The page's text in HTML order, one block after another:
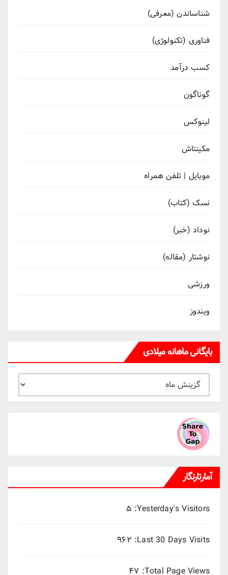
شناساندن (معرفی)
فناوری (تکنولوژی)
کسب درآمد
گوناگون
لینوکس
مکینتاش
موبایل | تلفن همراه
نسک (کتاب)
نوداد (خبر)
نوشتار (مقاله)
ورزشی
ویندوز
بایگانی ماهانه میلادی
بایگانی
ماهانه
آمارتارنگار
Yesterday's Visitors: ۵
Last 30 Days Visits: ۹۶۲
Total Page Views: ۴۷